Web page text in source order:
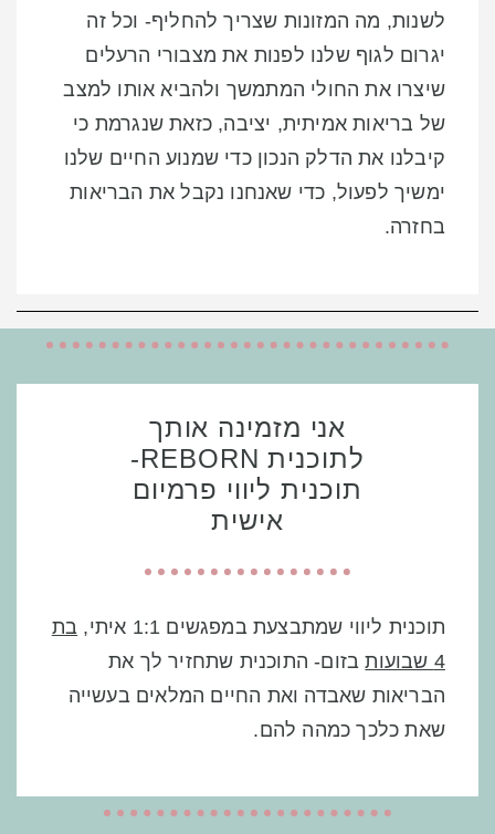
לשנות, מה המזונות שצריך להחליף- וכל זה
יגרום לגוף שלנו לפנות את מצבורי הרעלים
שיצרו את החולי המתמשך ולהביא אותו למצב
של בריאות אמיתית, יציבה, כזאת שנגרמת כי
קיבלנו את הדלק הנכון כדי שמנוע החיים שלנו
ימשיך לפעול, כדי שאנחנו נקבל את הבריאות
בחזרה.
אני מזמינה אותך
לתוכנית REBORN-
תוכנית ליווי פרמיום
אישית
תוכנית ליווי שמתבצעת במפגשים 1:1 איתי,
בת
4 שבועות
בזום- התוכנית שתחזיר לך את
הבריאות שאבדה ואת החיים המלאים בעשייה
שאת כלכך כמהה להם.